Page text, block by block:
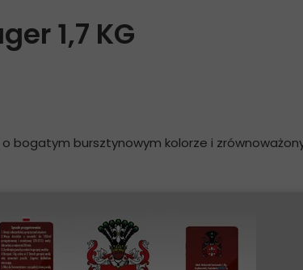
1,7 KG
bogatym bursztynowym kolorze i